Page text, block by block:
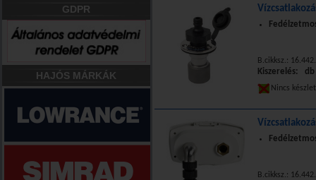
GDPR
HAJÓS MÁRKÁK
B.cikksz.:
Kiszerelés: db
Nincs
B.cikksz.: